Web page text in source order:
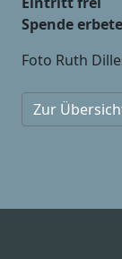
Spende
Foto Ruth
Zur